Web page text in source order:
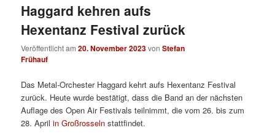
Haggard kehren aufs
Hexentanz Festival zurück
Veröffentlicht am20. November 2023vonStefan
Frühauf
Das Metal-Orchester Haggard kehrt aufs Hexentanz Festival
zurück. Heute wurde bestätigt, dass die Band an der nächsten
Auflage des Open Air Festivals teilnimmt, die vom 26. bis zum
28. Aprilin Großrosseln stattfindet.